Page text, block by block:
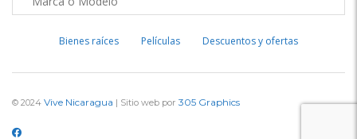
Bienes raíces Películas Descuentos y ofertas
© 2024 Vive Nicaragua | Sitio web por 305 Graphics